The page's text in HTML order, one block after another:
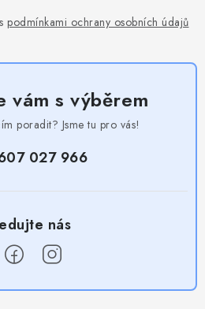
podmínkami ochrany osobních údajů
vám s výběrem
poradit? Jsme tu pro vás!
027 966